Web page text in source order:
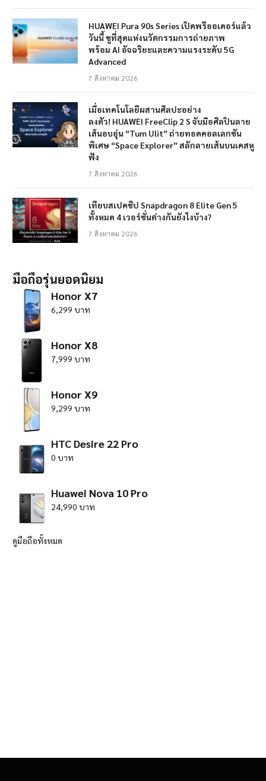
HUAWEI Pura 90s Series เปิดพรีออเดอร์แล้ว
วันนี้ ชูที่สุดแห่งนวัตกรรมการถ่ายภาพ
พร้อม AI อัจฉริยะและความแรงระดับ 5G
Advanced
7 สิงหาคม 2026
เมื่อเทคโนโลยีผสานศิลปะอย่าง
ลงตัว! HUAWEI FreeClip 2 S จับมือศิลปินลาย
เส้นอบอุ่น “Tum Ulit” ถ่ายทอดคอลเลกชัน
พิเศษ “Space Explorer” สลักลายเส้นบนเคสหู
ฟัง
7 สิงหาคม 2026
เทียบสเปคชิป Snapdragon 8 Elite Gen 5
ทั้งหมด 4 เวอร์ชั่นต่างกันยังไงบ้าง?
7 สิงหาคม 2026
มือถือรุ่นยอดนิยม
Honor X7
6,299 บาท
Honor X8
7,999 บาท
Honor X9
9,299 บาท
HTC Desire 22 Pro
0 บาท
Huawei Nova 10 Pro
24,990 บาท
ดูมือถือทั้งหมด